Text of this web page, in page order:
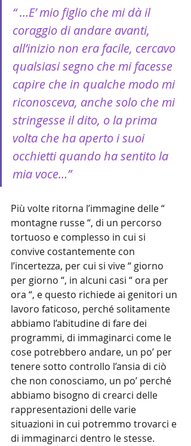
“ …E’ mio figlio che mi dà il
coraggio di andare avanti,
all’inizio non era facile, cercavo
qualsiasi segno che mi facesse
capire che in qualche modo mi
riconosceva, anche solo che mi
stringesse il dito, o la prima
volta che ha aperto i suoi
occhietti quando ha sentito la
mia voce…”
Più volte ritorna l’immagine delle “
montagne russe “, di un percorso
tortuoso e complesso in cui si
convive costantemente con
l’incertezza, per cui si vive “ giorno
per giorno “, in alcuni casi “ ora per
ora “, e questo richiede ai genitori un
lavoro faticoso, perché solitamente
abbiamo l’abitudine di fare dei
programmi, di immaginarci come le
cose potrebbero andare, un po’ per
tenere sotto controllo l’ansia di ciò
che non conosciamo, un po’ perché
abbiamo bisogno di crearci delle
rappresentazioni delle varie
situazioni in cui potremmo trovarci e
di immaginarci dentro le stesse.